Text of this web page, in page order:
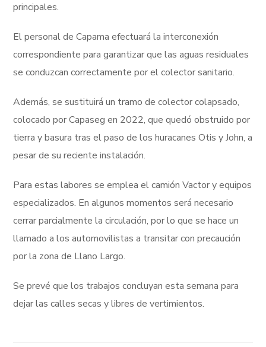
principales.
El personal de Capama efectuará la interconexión
correspondiente para garantizar que las aguas residuales
se conduzcan correctamente por el colector sanitario.
Además, se sustituirá un tramo de colector colapsado,
colocado por Capaseg en 2022, que quedó obstruido por
tierra y basura tras el paso de los huracanes Otis y John, a
pesar de su reciente instalación.
Para estas labores se emplea el camión Vactor y equipos
especializados. En algunos momentos será necesario
cerrar parcialmente la circulación, por lo que se hace un
llamado a los automovilistas a transitar con precaución
por la zona de Llano Largo.
Se prevé que los trabajos concluyan esta semana para
dejar las calles secas y libres de vertimientos.